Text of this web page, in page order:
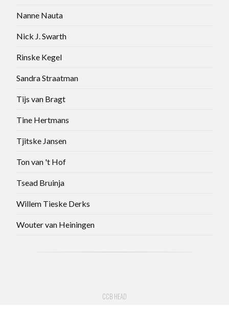
Nanne Nauta
Nick J. Swarth
Rinske Kegel
Sandra Straatman
Tijs van Bragt
Tine Hertmans
Tjitske Jansen
Ton van 't Hof
Tsead Bruinja
Willem Tieske Derks
Wouter van Heiningen
CCB HEAD